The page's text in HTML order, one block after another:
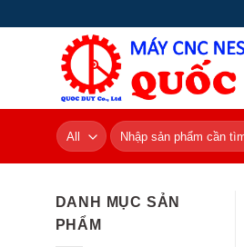
Tìm
kiếm:
DANH MỤC SẢN
PHẨM